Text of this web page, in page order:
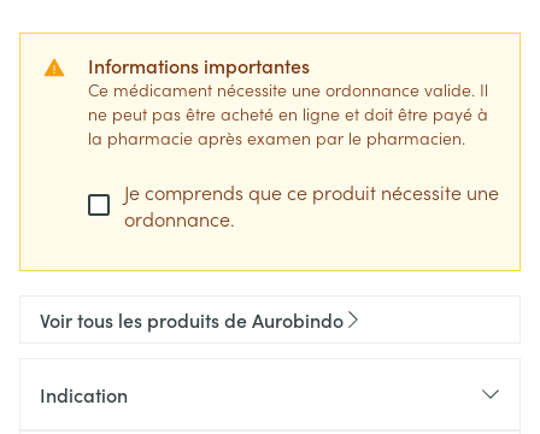
Informations importantes
Ce médicament nécessite une ordonnance valide. Il
ne peut pas être acheté en ligne et doit être payé à
la pharmacie après examen par le pharmacien.
Je comprends que ce produit nécessite une
ordonnance.
Voir tous les produits de Aurobindo
Indication